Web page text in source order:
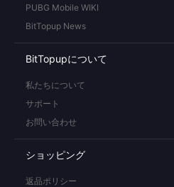
PUBG Mobile WIKI
BitTopup News
BitTopupについて
私たちについて
サポート
お問い合わせ
ショッピング
返品ポリシー